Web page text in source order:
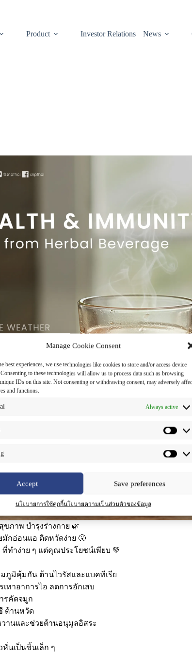
Manage Cookie Consent
best experiences, we use technologies like cookies to store and/or access device
to these technologies will allow us to process data such as browsing
IDs on this site. Not consenting or withdrawing consent, may adversely
and functions.
Always active
Accept Save preferences
นโยบายการใช้คุกกี้นโยบายความเป็นส่วนตัวของข้อมูล
Product Investor Relations News
ขภาพ บำรุงร่างกาย 🌿
มักอ่อนแอ ติดหวัดง่าย 🤧
ทำง่าย ๆ แต่คุณประโยชน์เพียบ 💚
มภูมิคุ้มกัน ต้านไวรัสและแบคทีเรีย
ทาอาการไอ ลดการอักเสบ
รคัดจมูก
ต้านหวัด
วานและช่วยต้านอนุมูลอิสระ
หั่นเป็นชิ้นเล็ก ๆ